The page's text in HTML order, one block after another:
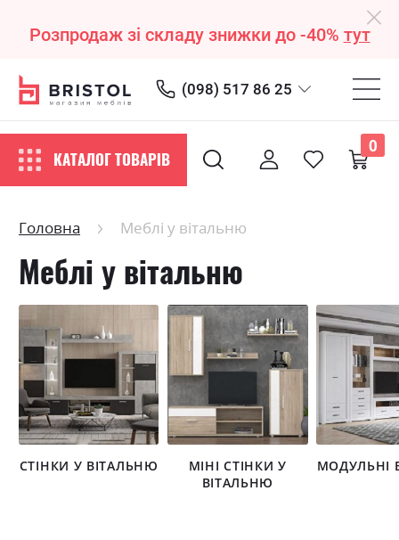
Розпродаж зі складу знижки до -40% тут
(098) 517 86 25
КАТАЛОГ ТОВАРІВ
0
Головна Меблі у вітальню
Меблі у вітальню
СТІНКИ У ВІТАЛЬНЮ
МІНІ СТІНКИ У
ВІТАЛЬНЮ
МОДУЛЬНІ